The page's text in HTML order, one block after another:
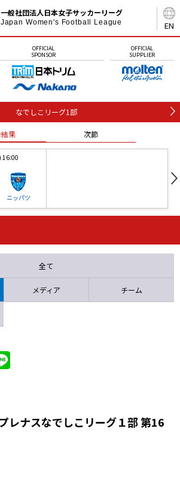
EN
一般社団法人日本女子サッカーリーグ
Japan Women's Football League
OFFICIAL
SPONSOR
OFFICIAL
SUPPLIER
なでしこリーグ1部
果 次節
16:00
ニッパツ
石人の星
全て
メディア チーム
レナスなでしこリーグ１部 第16